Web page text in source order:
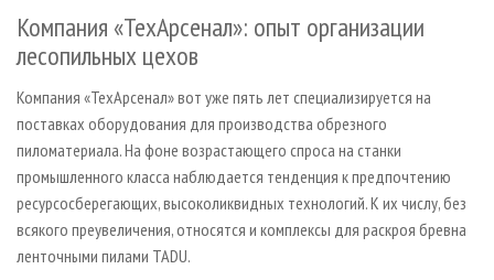
СУШКА ДРЕВЕСИНЫ
ПРОИЗВОДСТВО ДРЕВЕСНЫХ ПЛИТ
ДЕРЕВЯННОЕ ДОМОСТРОЕНИЕ
ПРОИЗВОДСТВО МЕБЕЛИ
БИОЭНЕРГЕТИКА
ЦБП
ИНСТРУМЕНТ И МАТЕРИАЛЫ
МОБИЛЬНЫЕ ВЫСТАВКИ
ОФИЦИАЛЬНЫЕ ДЕЛЕГАЦИИ
ПРИОРИТЕТНЫЕ ИНВЕСТПРОЕКТЫ
RUSSIAN FORESTRY REVIEW
ГАЗЕТА ЛЕСПРОМФОРУМ
БИБЛИОТЕКА СПЕЦИАЛИСТА
КОНТАКТЫ
РЕКЛАМА
РЕКЛАМА НА САЙТЕ
Компания «ТехАрсенал»: опыт организации
лесопильных цехов
Компания «ТехАрсенал» вот уже пять лет специализируется на
поставках оборудования для производства обрезного
пиломатериала. На фоне возрастающего спроса на станки
промышленного класса наблюдается тенденция к предпочтению
ресурсосберегающих, высоколиквидных технологий. К их числу, без
всякого преувеличения, относятся и комплексы для раскроя бревна
ленточными пилами TADU.